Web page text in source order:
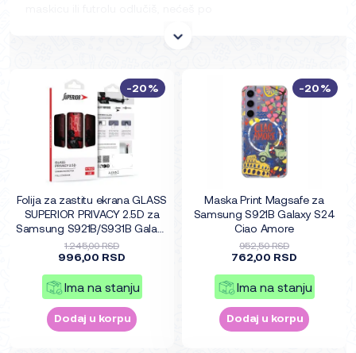
Folija za zastitu ekrana GLASS
SUPERIOR PRIVACY 2.5D za
Samsung S921B/S931B Galaxy
S24 5G/S25 5G (fingerprint
unlock)
1.245,00 RSD
996,00 RSD
Ima na stanju
Dodaj u korpu
-20%
Maska Print Magsafe za
Samsung S921B Galaxy S24
Ciao Amore
952,50 RSD
762,00 RSD
Ima na stanju
Dodaj u korpu
-20%